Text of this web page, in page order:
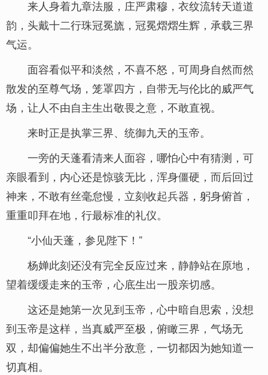
来人身着九章法服，庄严肃穆，衣纹流转天道道
韵，头戴十二行珠冠冕旒，冠冕熠熠生辉，承载三界
气运。
面容看似平和淡然，不喜不怒，可周身自然而然
散发的至尊气场，笼罩四方，自带无与伦比的威严气
场，让人不由自主生出敬畏之意，不敢直视。
来时正是执掌三界、统御九天的玉帝。
一旁的天蓬看清来人面容，哪怕心中有猜测，可
亲眼看到，内心还是惊骇无比，浑身僵硬，而后回过
神来，不敢有丝毫怠慢，立刻收起兵器，躬身俯首，
重重叩拜在地，行最标准的礼仪。
“小仙天蓬，参见陛下！”
杨婵此刻还没有完全反应过来，静静站在原地，
望着缓缓走来的玉帝，心底生出一股亲切感。
这还是她第一次见到玉帝，心中暗自思索，没想
到玉帝是这样，当真威严至极，俯瞰三界，气场无
双，却偏偏她生不出半分敌意，一切都因为她知道一
切真相。